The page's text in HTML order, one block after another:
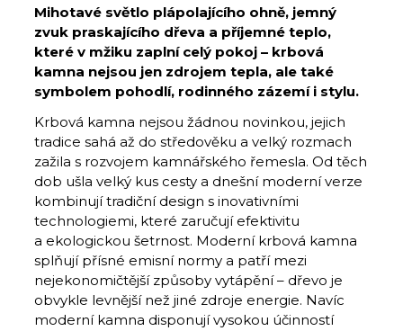
Mihotavé světlo plápolajícího ohně, jemný
zvuk praskajícího dřeva a příjemné teplo,
které v mžiku zaplní celý pokoj – krbová
kamna nejsou jen zdrojem tepla, ale také
symbolem pohodlí, rodinného zázemí i stylu.
Krbová kamna nejsou žádnou novinkou, jejich
tradice sahá až do středověku a velký rozmach
zažila s rozvojem kamnářského řemesla. Od těch
dob ušla velký kus cesty a dnešní moderní verze
kombinují tradiční design s inovativními
technologiemi, které zaručují efektivitu
a ekologickou šetrnost. Moderní krbová kamna
splňují přísné emisní normy a patří mezi
nejekonomičtější způsoby vytápění – dřevo je
obvykle levnější než jiné zdroje energie. Navíc
moderní kamna disponují vysokou účinností